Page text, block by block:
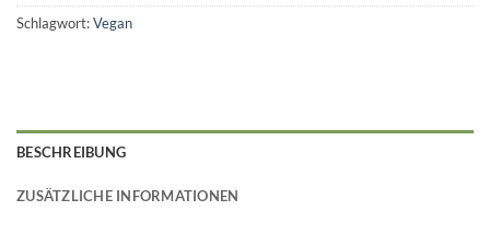
Schlagwort:Vegan
BESCHREIBUNG
ZUSÄTZLICHE INFORMATIONEN